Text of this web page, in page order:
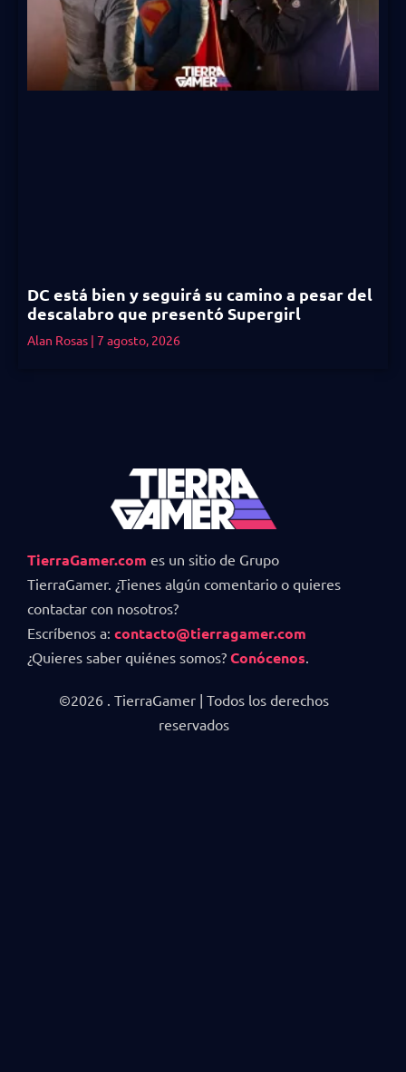
DC está bien y seguirá su camino a pesar del
descalabro que presentó Supergirl
Alan Rosas 7 agosto, 2026
TierraGamer.com es un sitio de Grupo
TierraGamer. ¿Tienes algún comentario o quieres
contactar con nosotros?
Escríbenos a: contacto@tierragamer.com
¿Quieres saber quiénes somos? Conócenos
©2026 . TierraGamer | Todos los derechos
reservados